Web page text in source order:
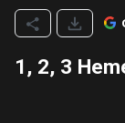
1, 2, 3